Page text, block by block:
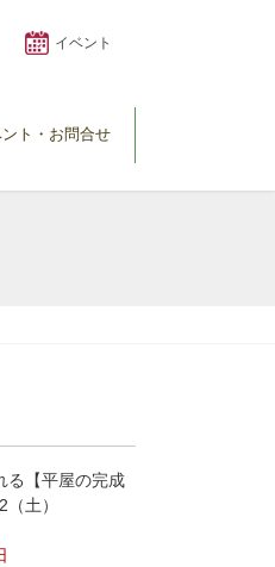
イベント
ント・お問合せ
る【平屋の完成
土）